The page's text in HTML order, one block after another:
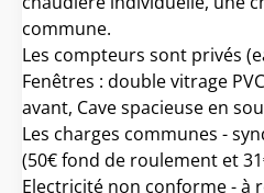
commune.
Les compteurs sont privés
Fenêtres : double vitrage
avant, Cave spacieuse en
Les charges communes -
(50€ fond de roulement et
Electricité non conforme - à